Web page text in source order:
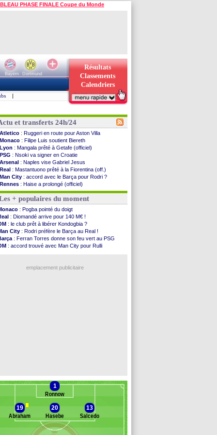
PHASE FINALE Coupe du Monde
Bayern
Dortmund
Résultats
Classements
Calendriers
|
et transferts 24h/24
Atletico : Ruggeri en route pour Aston Villa
Monaco : Filipe Luis soutient Biereth
Lyon : Mangala prêté à Getafe (officiel)
PSG : Nsoki va signer en Croatie
Arsenal : Naples vise Gabriel Jesus
Real : Mastantuono prêté à la Fiorentina (off.)
Man City : accord avec le Barça pour Rodri ?
Rennes : Haise a prolongé (officiel)
Palace: Tomiyasu a convaincu (officiel)
OM: B. Genesio - "ce n'est pas idéal"
TFC: Sion Oppong signe pour 4 ans (officiel)
PSG: Liverpool va proposer 115 M€ pour ...
Norvège: la démission d'Infantino réclamée
PSG: Mbaye, deux pistes se détachent
Monaco : Filipe Luis veut remplacer Akliouche
Grenade: Luca Zidane va changer de club
Juve: Zhegrova très clair sur son futur
: direction Chypre pour Duverne
+ populaires du moment
: Pogba pointé du doigt
: Diomandé arrive pour 140 M€ !
: le club prêt à libérer Kondogbia ?
City : Rodri préfère le Barça au Real !
: Ferran Torres donne son feu vert au PSG
: accord trouvé avec Man City pour Rulli
emplacement publicitaire
des remplaçantsEintr. Francfort
1
Ronnow
19
Abraham
20
Hasebe
13
Salcedo